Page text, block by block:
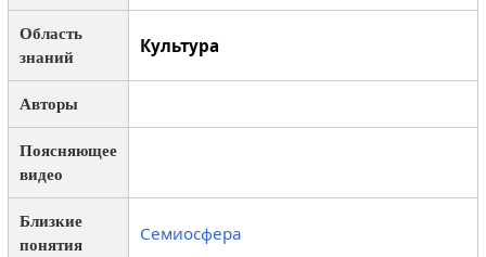
Область
знаний
Культура
Авторы
Поясняющее
видео
Близкие
понятия
Семиосфера